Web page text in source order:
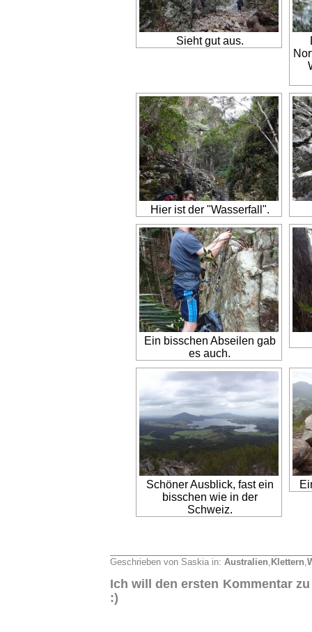
Sieht gut aus.
Hier ist der "Wasserfall".
Ein bisschen Abseilen gab
es auch.
Schöner Ausblick, fast ein
bisschen wie in der
Schweiz.
Geschrieben von Saskia in: Australien, Klettern,
Ich will den ersten Kommentar
:)